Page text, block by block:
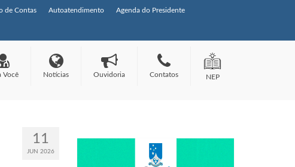
de Contas Autoatendimento Agenda do Presidente
Você Notícias Ouvidoria Contatos NEP
11
JUN 2026